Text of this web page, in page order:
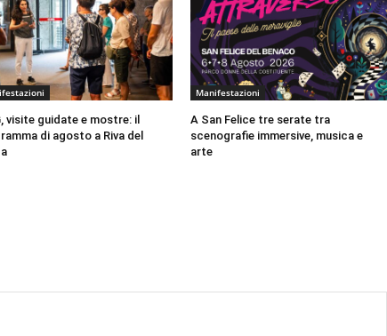
visite guidate e mostre: il
di agosto a Riva del
Manifestazioni
A San Felice tre serate tra
scenografie immersive, musica e
arte